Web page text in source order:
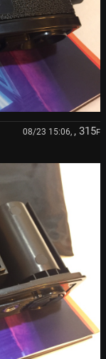
08/23 15:06, , 315F